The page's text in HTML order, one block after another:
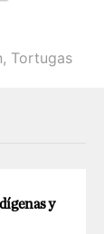
, Tortugas
y